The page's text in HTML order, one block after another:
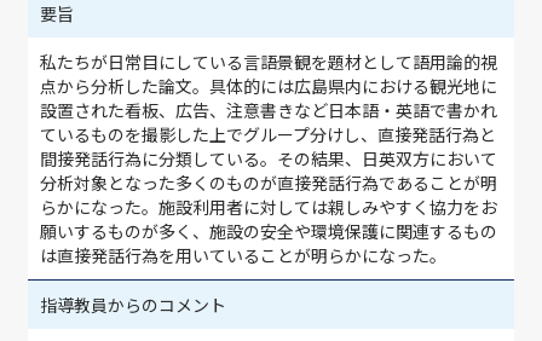
要旨
私たちが日常目にしている言語景観を題材として語用論的視
点から分析した論文。具体的には広島県内における観光地に
設置された看板、広告、注意書きなど日本語・英語で書かれ
ているものを撮影した上でグループ分けし、直接発話行為と
間接発話行為に分類している。その結果、日英双方において
分析対象となった多くのものが直接発話行為であることが明
らかになった。施設利用者に対しては親しみやすく協力をお
願いするものが多く、施設の安全や環境保護に関連するもの
は直接発話行為を用いていることが明らかになった。
指導教員からのコメント